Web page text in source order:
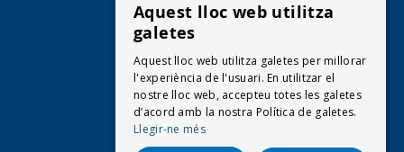
CONTACTE
© 2026Club Vela Blanes
CATALAN
SPANISH
Aquest lloc web utilitza
galetes
Aquest lloc web utilitza galetes per millorar
l'experiència de l'usuari. En utilitzar el
nostre lloc web, accepteu totes les galetes
d’acord amb la nostra Política de galetes.
Llegir-ne més